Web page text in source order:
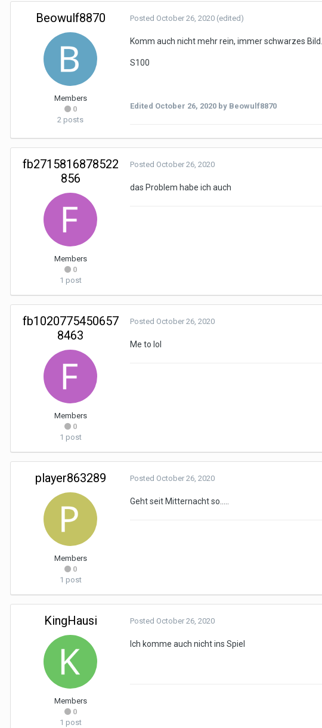
Beowulf8870
Members
0
2 posts
Posted October 26, 2020 (edited)
Komm auch nicht mehr rein, immer schwarzes Bild...
S100
Edited October 26, 2020 by Beowulf8870
fb2715816878522
856
Members
0
1 post
Posted October 26, 2020
das Problem habe ich auch
fb1020775450657
8463
Members
0
1 post
Posted October 26, 2020
Me to lol
player863289
Members
0
1 post
Posted October 26, 2020
Geht seit Mitternacht so.....
KingHausi
Members
0
1 post
Posted October 26, 2020
Ich komme auch nicht ins Spiel